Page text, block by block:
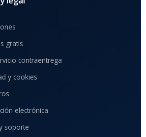
gratis
contraentrega
y cookies
electrónica
soporte